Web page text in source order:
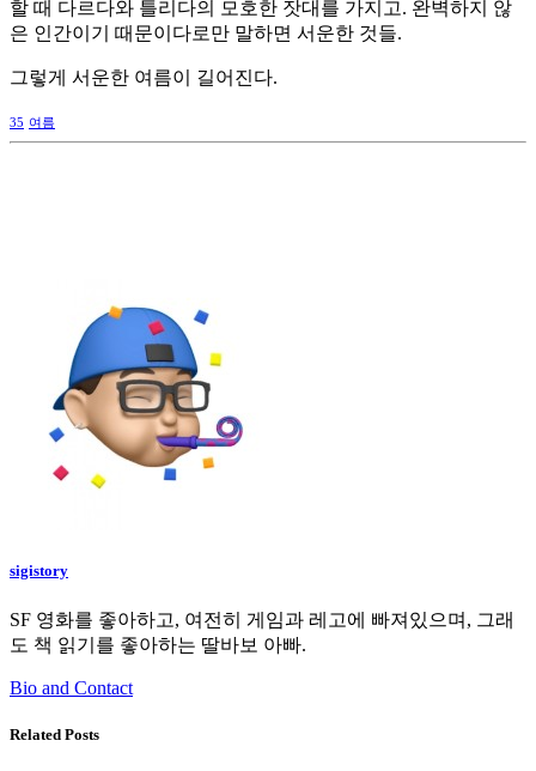
할 때 다르다와 틀리다의 모호한 잣대를 가지고. 완벽하지 않
은 인간이기 때문이다로만 말하면 서운한 것들.
그렇게 서운한 여름이 길어진다.
35 여름
sigistory
SF 영화를 좋아하고, 여전히 게임과 레고에 빠져있으며, 그래
도 책 읽기를 좋아하는 딸바보 아빠.
Bio and Contact
Related Posts